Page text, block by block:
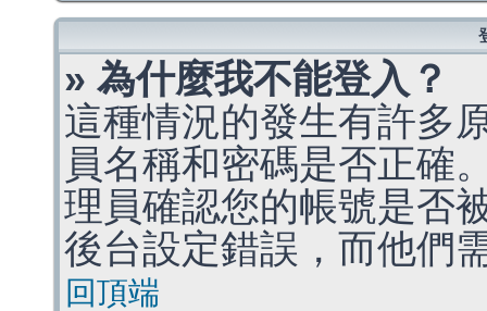
» 為什麼我不能登入？
這種情況的發生有許多
員名稱和密碼是否正確
理員確認您的帳號是否
後台設定錯誤，而他們
回頂端